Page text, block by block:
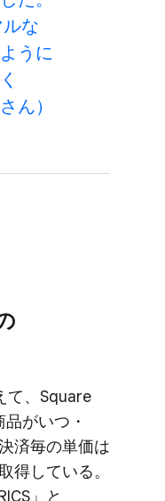
な​
うに​
ん）
て、​Square
が​いつ・
済毎の​単価は​
得している。​
」と​